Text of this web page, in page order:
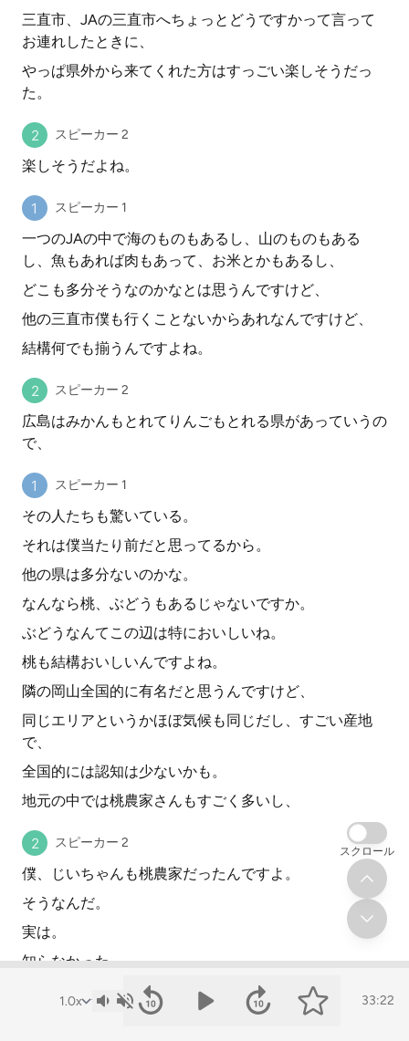
三直市、JAの三直市へちょっとどうですかって言って
お連れしたときに、
やっぱ県外から来てくれた方はすっごい楽しそうだっ
た。
スピーカー 2
楽しそうだよね。
スピーカー 1
一つのJAの中で海のものもあるし、山のものもある
し、魚もあれば肉もあって、お米とかもあるし、
どこも多分そうなのかなとは思うんですけど、
他の三直市僕も行くことないからあれなんですけど、
結構何でも揃うんですよね。
スピーカー 2
広島はみかんもとれてりんごもとれる県があっていうの
で、
スピーカー 1
その人たちも驚いている。
それは僕当たり前だと思ってるから。
他の県は多分ないのかな。
なんなら桃、ぶどうもあるじゃないですか。
ぶどうなんてこの辺は特においしいね。
桃も結構おいしいんですよね。
隣の岡山全国的に有名だと思うんですけど、
同じエリアというかほぼ気候も同じだし、すごい産地
で、
全国的には認知は少ないかも。
地元の中では桃農家さんもすごく多いし、
スピーカー 2
僕、じいちゃんも桃農家だったんですよ。
そうなんだ。
実は。
知らなかった。
スピーカー 1 33:22
スクロール